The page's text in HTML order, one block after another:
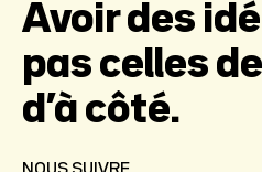
Avoir des
pas celles
d’à côté.